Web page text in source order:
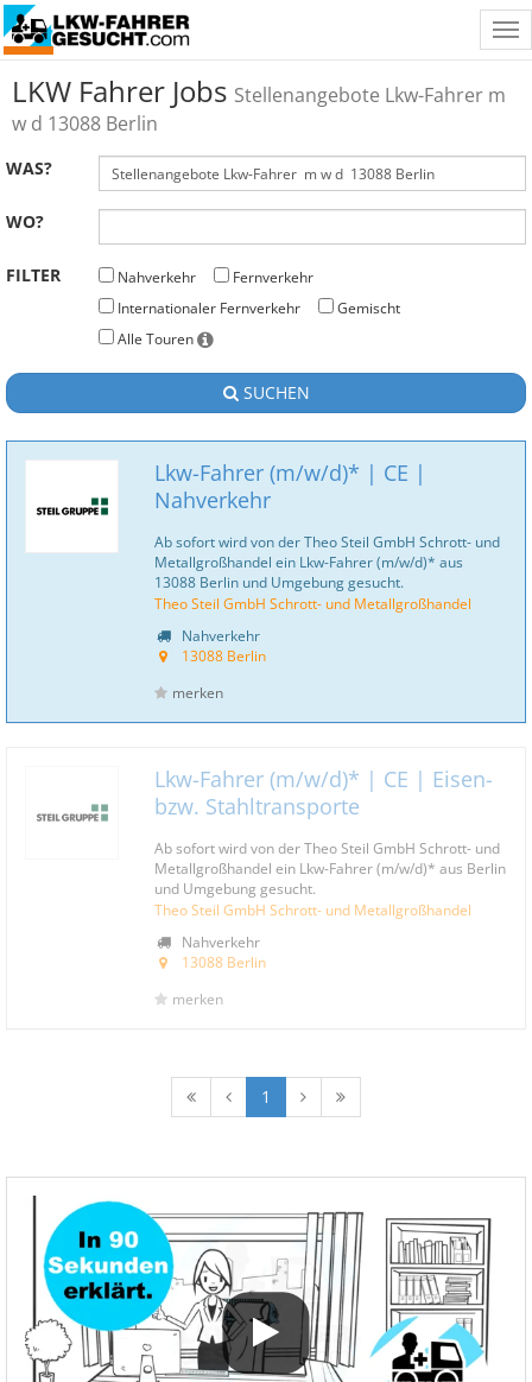
LKW Fahrer Jobs Stellenangebote Lkw-Fahrer m
w d 13088 Berlin
WAS?
WO?
FILTER Nahverkehr
Fernverkehr
Internationaler Fernverkehr
Gemischt
Alle Touren
SUCHEN
Lkw-Fahrer (m/w/d)* | CE |
Nahverkehr
Ab sofort wird von der Theo Steil GmbH Schrott- und
Metallgroßhandel ein Lkw-Fahrer (m/w/d)* aus
13088 Berlin und Umgebung gesucht.
Theo Steil GmbH Schrott- und Metallgroßhandel
Nahverkehr
13088 Berlin
merken
Lkw-Fahrer (m/w/d)* | CE | Eisen-
bzw. Stahltransporte
Ab sofort wird von der Theo Steil GmbH Schrott- und
Metallgroßhandel ein Lkw-Fahrer (m/w/d)* aus Berlin
und Umgebung gesucht.
Theo Steil GmbH Schrott- und Metallgroßhandel
Nahverkehr
13088 Berlin
merken
1